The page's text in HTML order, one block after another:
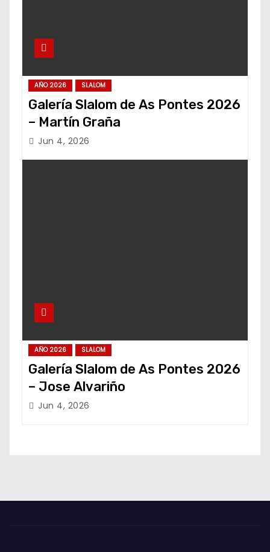
AÑO 2026 SLALOM
Galería Slalom de As Pontes 2026
– Martín Graña
Jun 4, 2026
AÑO 2026 SLALOM
Galería Slalom de As Pontes 2026
– Jose Alvariño
Jun 4, 2026